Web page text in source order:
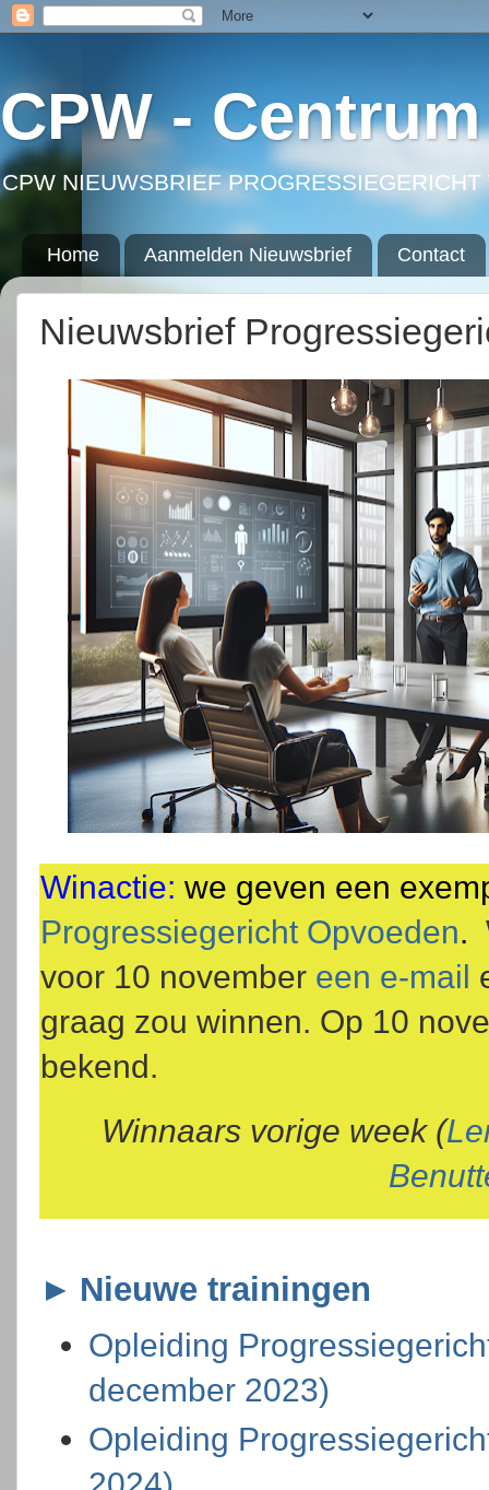
CPW -
CPW NIEUWSBRIEF
Home Aanmelden Nieuwsbrief Contact
Nieuwsbrief
Winactie: we geven een
Progressiegericht Opvoeden.
voor 10 november een e-mail
graag zou winnen. Op 10
bekend.
Winnaars vorige week (
► Nieuwe trainingen
Opleiding
december 2023)
Opleiding